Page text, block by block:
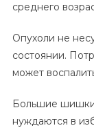
среднего
Опухоли не
состоянии.
может
Большие шишки,
нуждаются в